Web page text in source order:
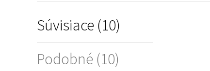
Súvisiace (10)
Podobné (10)